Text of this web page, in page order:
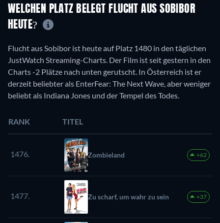
WELCHEN PLATZ BELEGT FLUCHT AUS SOBIBOR
HEUTE?
Flucht aus Sobibor ist heute auf Platz 1480 in den täglichen
JustWatch Streaming-Charts. Der Film ist seit gestern in den
Charts -2 Plätze nach unten gerutscht. In Österreich ist er
derzeit beliebter als EnterFear: The Next Wave, aber weniger
beliebt als Indiana Jones und der Tempel des Todes.
RANK TITEL
1476. Zombieland +62
1477. Zu scharf, um wahr zu sein +37